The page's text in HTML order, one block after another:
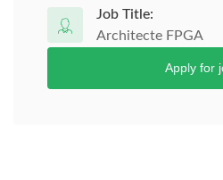
Job Title:
Architecte FPGA
Apply for